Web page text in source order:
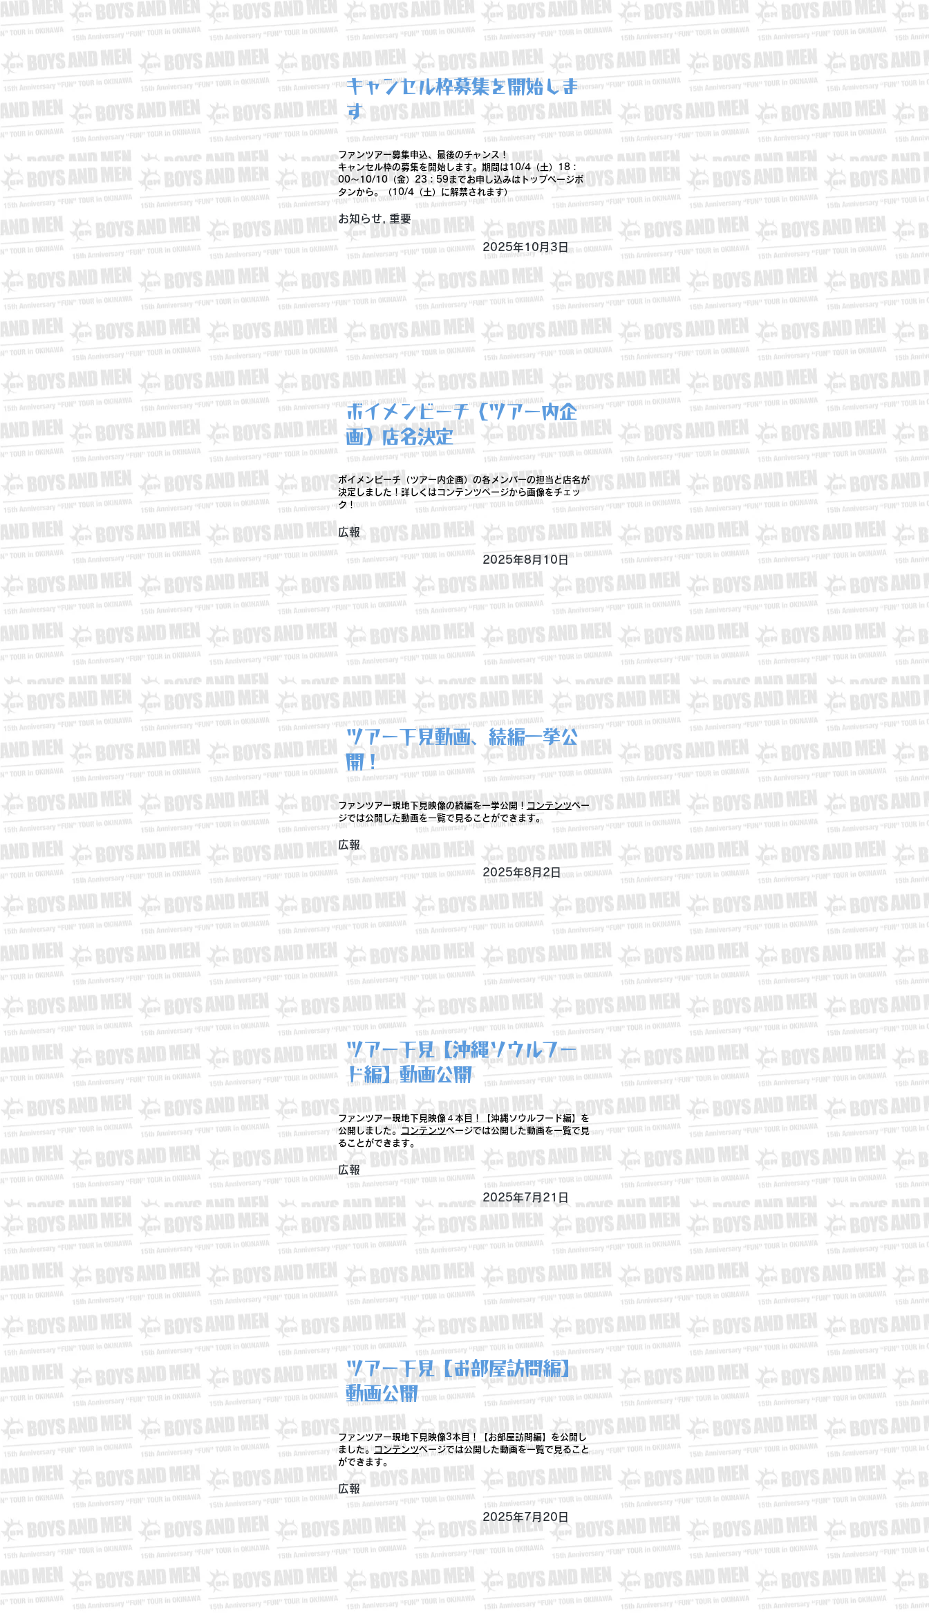
キャンセル枠募集を開始しま
す
ファンツアー募集申込、最後のチャンス！
キャンセル枠の募集を開始します。期間は10/4（土）18：
00〜10/10（金）23：59までお申し込みはトップページボ
タンから。（10/4（土）に解禁されます）
お知らせ, 重要
2025年10月3日
ボイメンビーチ（ツアー内企
画）店名決定
ボイメンビーチ（ツアー内企画）の各メンバーの担当と店名が
決定しました！詳しくはコンテンツページから画像をチェッ
ク！
広報
2025年8月10日
ツアー下見動画、続編一挙公
開！
ファンツアー現地下見映像の続編を一挙公開！コンテンツペー
ジでは公開した動画を一覧で見ることができます。
広報
2025年8月2日
ツアー下見【沖縄ソウルフー
ド編】動画公開
ファンツアー現地下見映像４本目！【沖縄ソウルフード編】を
公開しました。コンテンツページでは公開した動画を一覧で見
ることができます。
広報
2025年7月21日
ツアー下見【お部屋訪問編】
動画公開
ファンツアー現地下見映像3本目！【お部屋訪問編】を公開し
ました。コンテンツページでは公開した動画を一覧で見ること
ができます。
広報
2025年7月20日